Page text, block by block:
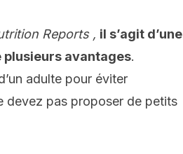
Reports , il s’agit d’une
plusieurs avantages.
adulte pour éviter
devez pas proposer de petits